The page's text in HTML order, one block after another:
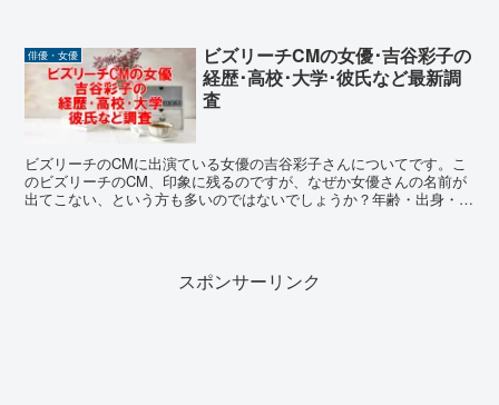
俳優・女優
ビズリーチCMの女優･吉谷彩子の
経歴･高校･大学･彼氏など最新調
査
ビズリーチのCMに出演ている女優の吉谷彩子さんについてです。こ
のビズリーチのCM、印象に残るのですが、なぜか女優さんの名前が
出てこない、という方も多いのではないでしょうか？年齢・出身・学
スポンサーリンク